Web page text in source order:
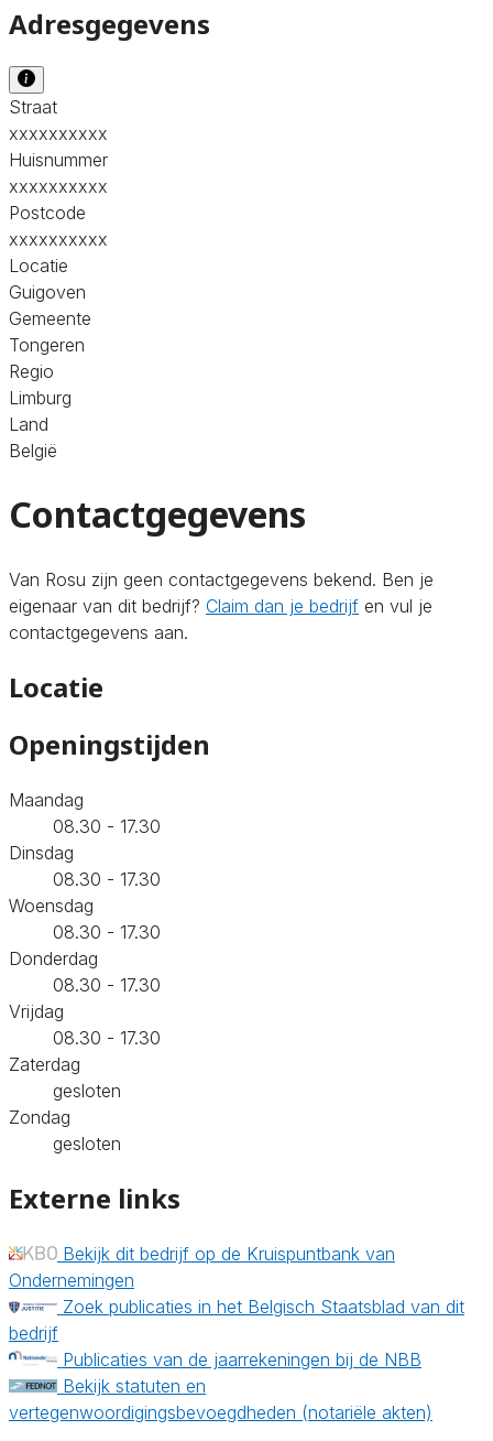
Adresgegevens
Straat
xxxxxxxxxx
Huisnummer
xxxxxxxxxx
Postcode
xxxxxxxxxx
Locatie
Guigoven
Gemeente
Tongeren
Regio
Limburg
Land
België
Contactgegevens
Van Rosu zijn geen contactgegevens bekend. Ben je
eigenaar van dit bedrijf? Claim dan je bedrijf en vul je
contactgegevens aan.
Locatie
Openingstijden
Maandag
08.30 - 17.30
Dinsdag
08.30 - 17.30
Woensdag
08.30 - 17.30
Donderdag
08.30 - 17.30
Vrijdag
08.30 - 17.30
Zaterdag
gesloten
Zondag
gesloten
Externe links
Bekijk dit bedrijf op de Kruispuntbank van
Ondernemingen
Zoek publicaties in het Belgisch Staatsblad van dit
bedrijf
Publicaties van de jaarrekeningen bij de NBB
Bekijk statuten en
vertegenwoordigingsbevoegdheden (notariële akten)